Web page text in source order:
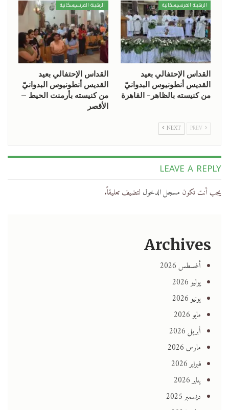
الرهبنة الفرنسيسكانية
القداس الإحتفالي بعيد
القديس أنطونيوس البدوانيّ
من كنيسته بالظاهر- القاهرة
الرهبنة الفرنسيسكانية
القداس الإحتفالي بعيد
القديس أنطونيوس البدوانيّ
من كنيسته بأرمنت الحيط –
الأقصر
NEXT
LEAVE A REPLY
يجب أنت تكون مسجل الدخول لتضيف تعليقاً.
Archives
أغسطس 2026
يوليو 2026
يونيو 2026
مايو 2026
أبريل 2026
مارس 2026
فبراير 2026
يناير 2026
ديسمبر 2025